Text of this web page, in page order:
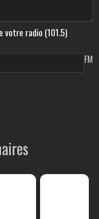
votre radio (101.5)
FM